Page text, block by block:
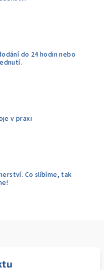
do 24 hodin nebo
v praxi
Co slíbíme, tak